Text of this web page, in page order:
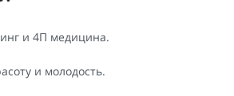
и 4П медицина.
и молодость.